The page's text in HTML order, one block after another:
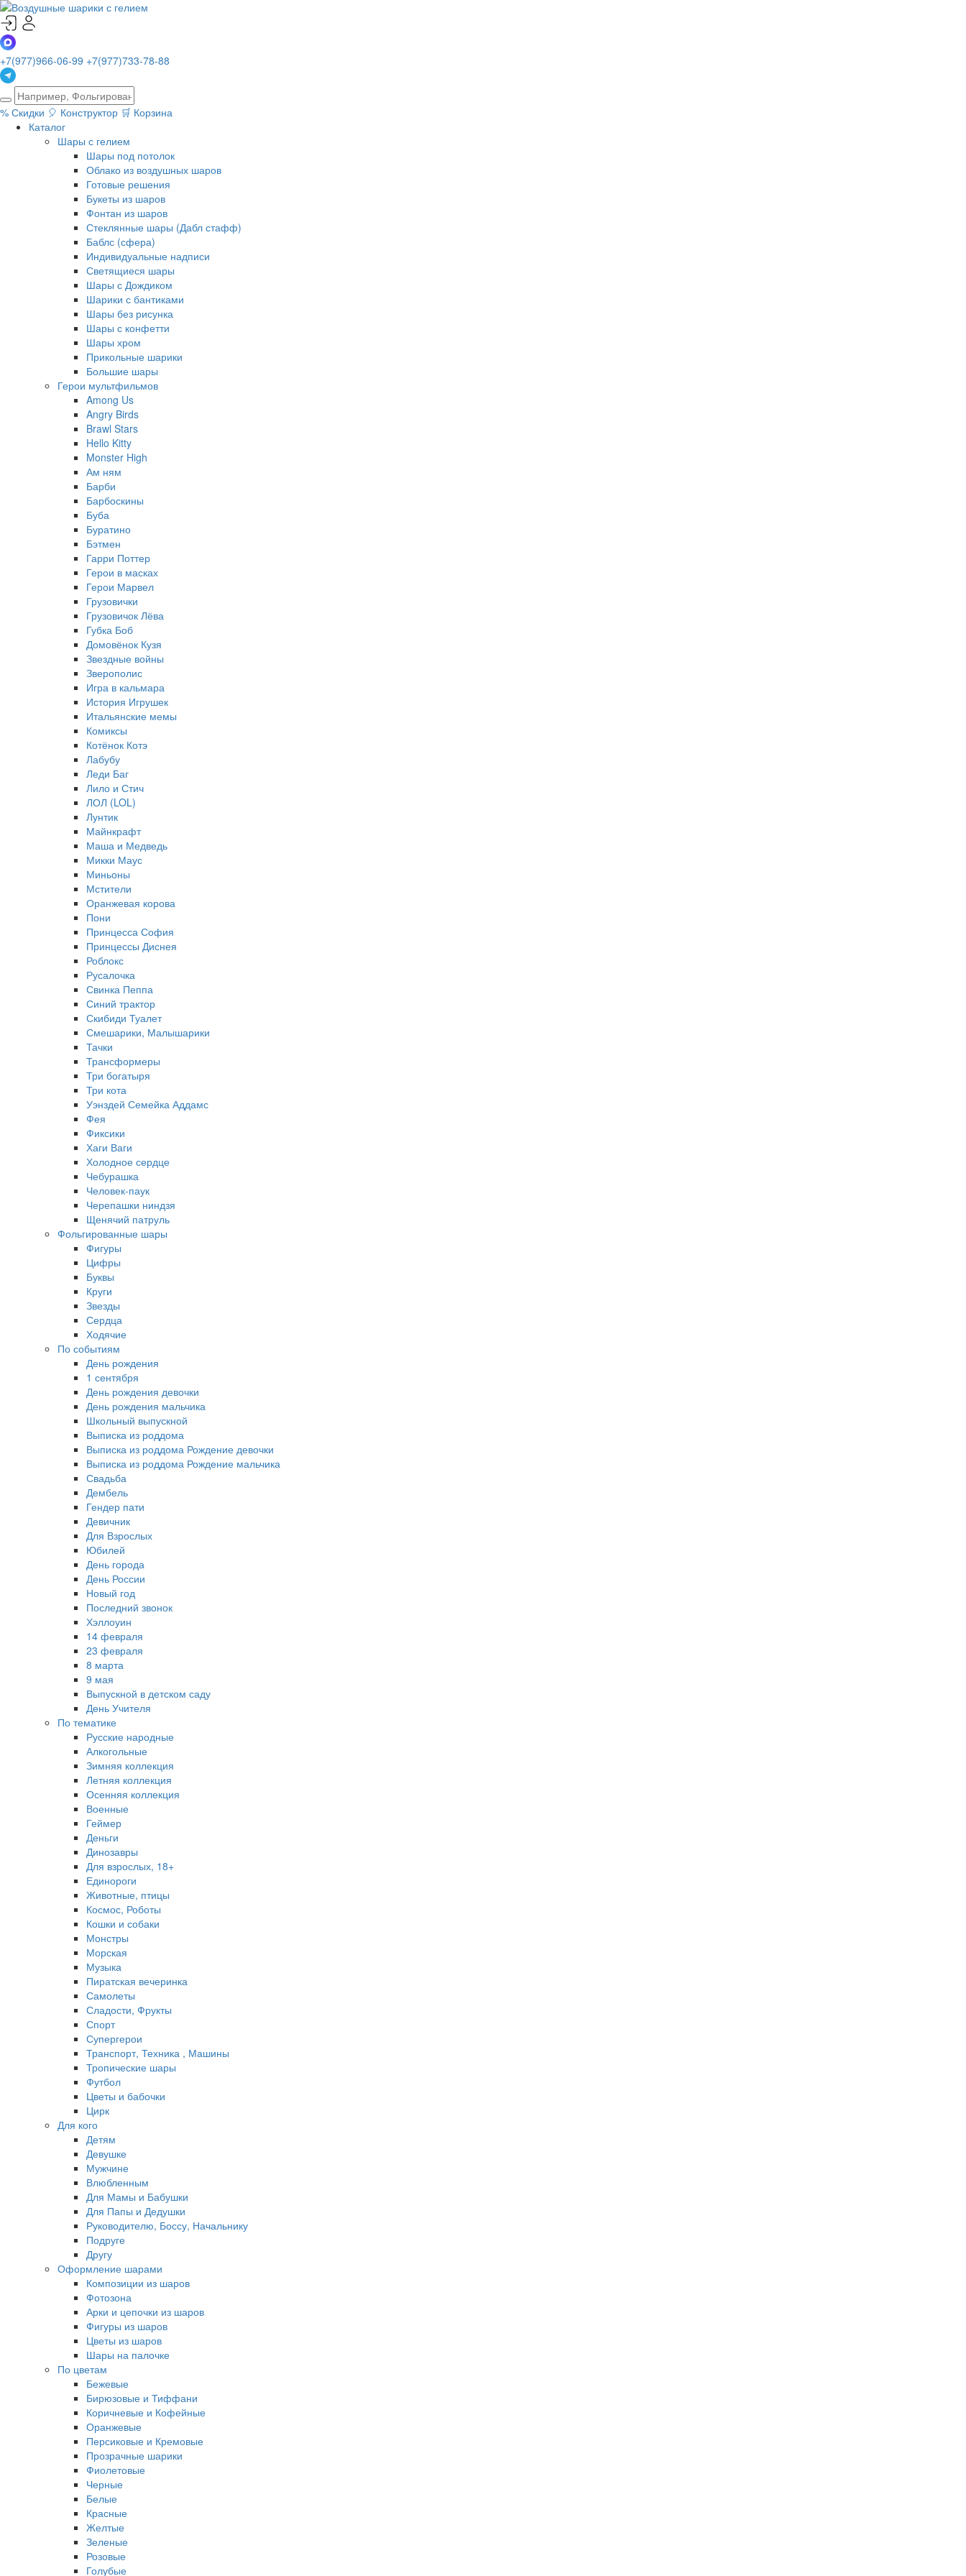
+7(977)966-06-99 +7(977)733-78-88
% Скидки 🎈 Конструктор 🛒 Корзина
Каталог
Шары с гелием
Шары под потолок
Облако из воздушных шаров
Готовые решения
Букеты из шаров
Фонтан из шаров
Стеклянные шары (Дабл стафф)
Баблс (сфера)
Индивидуальные надписи
Светящиеся шары
Шары с Дождиком
Шарики с бантиками
Шары без рисунка
Шары с конфетти
Шары хром
Прикольные шарики
Большие шары
Герои мультфильмов
Among Us
Angry Birds
Brawl Stars
Hello Kitty
Monster High
Ам ням
Барби
Барбоскины
Буба
Буратино
Бэтмен
Гарри Поттер
Герои в масках
Герои Марвел
Грузовички
Грузовичок Лёва
Губка Боб
Домовёнок Кузя
Звездные войны
Зверополис
Игра в кальмара
История Игрушек
Итальянские мемы
Комиксы
Котёнок Котэ
Лабубу
Леди Баг
Лило и Стич
ЛОЛ (LOL)
Лунтик
Майнкрафт
Маша и Медведь
Микки Маус
Миньоны
Мстители
Оранжевая корова
Пони
Принцесса София
Принцессы Диснея
Роблокс
Русалочка
Свинка Пеппа
Синий трактор
Скибиди Туалет
Смешарики, Малышарики
Тачки
Трансформеры
Три богатыря
Три кота
Уэнздей Семейка Аддамс
Фея
Фиксики
Хаги Ваги
Холодное сердце
Чебурашка
Человек-паук
Черепашки ниндзя
Щенячий патруль
Фольгированные шары
Фигуры
Цифры
Буквы
Круги
Звезды
Сердца
Ходячие
По событиям
День рождения
1 сентября
День рождения девочки
День рождения мальчика
Школьный выпускной
Выписка из роддома
Выписка из роддома Рождение девочки
Выписка из роддома Рождение мальчика
Свадьба
Дембель
Гендер пати
Девичник
Для Взрослых
Юбилей
День города
День России
Новый год
Последний звонок
Хэллоуин
14 февраля
23 февраля
8 марта
9 мая
Выпускной в детском саду
День Учителя
По тематике
Русские народные
Алкогольные
Зимняя коллекция
Летняя коллекция
Осенняя коллекция
Военные
Геймер
Деньги
Динозавры
Для взрослых, 18+
Единороги
Животные, птицы
Космос, Роботы
Кошки и собаки
Монстры
Морская
Музыка
Пиратская вечеринка
Самолеты
Сладости, Фрукты
Спорт
Супергерои
Транспорт, Техника , Машины
Тропические шары
Футбол
Цветы и бабочки
Цирк
Для кого
Детям
Девушке
Мужчине
Влюбленным
Для Мамы и Бабушки
Для Папы и Дедушки
Руководителю, Боссу, Начальнику
Подруге
Другу
Оформление шарами
Композиции из шаров
Фотозона
Арки и цепочки из шаров
Фигуры из шаров
Цветы из шаров
Шары на палочке
По цветам
Бежевые
Бирюзовые и Тиффани
Коричневые и Кофейные
Оранжевые
Персиковые и Кремовые
Прозрачные шарики
Фиолетовые
Черные
Белые
Красные
Желтые
Зеленые
Розовые
Голубые